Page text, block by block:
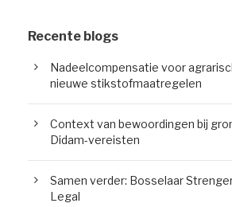
Recente blogs
Nadeelcompensatie voor
nieuwe stikstofmaatregelen
Context van bewoordingen bij
Didam-vereisten
Samen verder: Bosselaar
Legal